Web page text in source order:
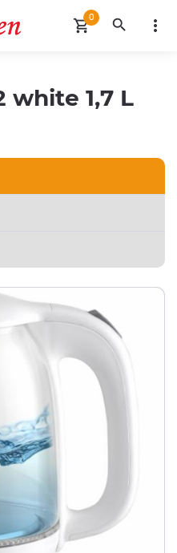
shopping_cart0 search more_vert
white 1,7 L